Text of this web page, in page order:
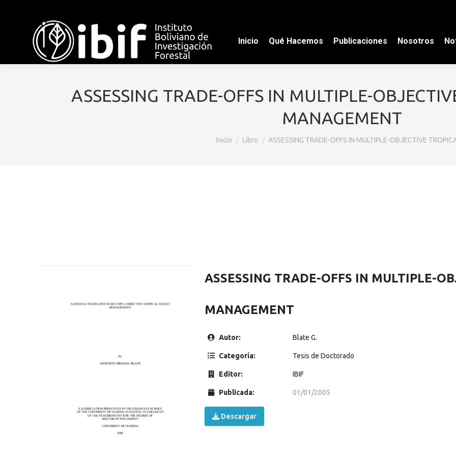
Inicio Qué Hacemos Publicaciones Nosotros
ASSESSING TRADE-OFFS IN MULTIPLE-
MANAGEMENT
Estás aquí:
Inicio Libro ASSESSING TRADE-OFFS IN MULTIPLE-OBJECTIVE
ASSESSING TRADE-OFFS IN MULTIPLE-
MANAGEMENT
Autor: Blate G.
Categoría: Tesis de Doctorado
Editor: IBIF
Publicada: 01/01/2005
Descargar